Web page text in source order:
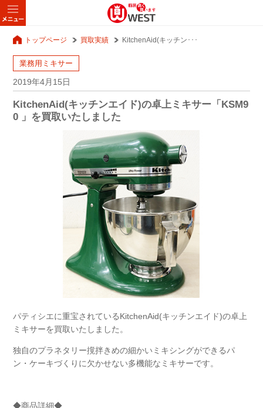
トップページ 買取実績 KitchenAid(キッチン･･･
業務用ミキサー
2019年4月15日
KitchenAid(キッチンエイド)の卓上ミキサー「KSM9
0 」を買取いたしました
パティシエに重宝されているKitchenAid(キッチンエイド)の卓上
ミキサーを買取いたしました。
独自のプラネタリー撹拌きめの細かいミキシングができるパ
ン・ケーキづくりに欠かせない多機能なミキサーです。
◆商品詳細◆